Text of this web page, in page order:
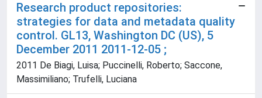
Research product repositories:
strategies for data and metadata quality
control. GL13, Washington DC (US), 5
December 2011 2011-12-05 ;
2011 De Biagi, Luisa; Puccinelli, Roberto; Saccone,
Massimiliano; Trufelli, Luciana